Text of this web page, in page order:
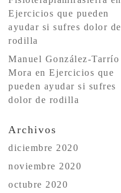
Ejercicios que pueden
ayudar si sufres dolor de
rodilla
Manuel González-Tarrío
Mora enEjercicios que
pueden ayudar si sufres
dolor de rodilla
Archivos
diciembre 2020
noviembre 2020
octubre 2020